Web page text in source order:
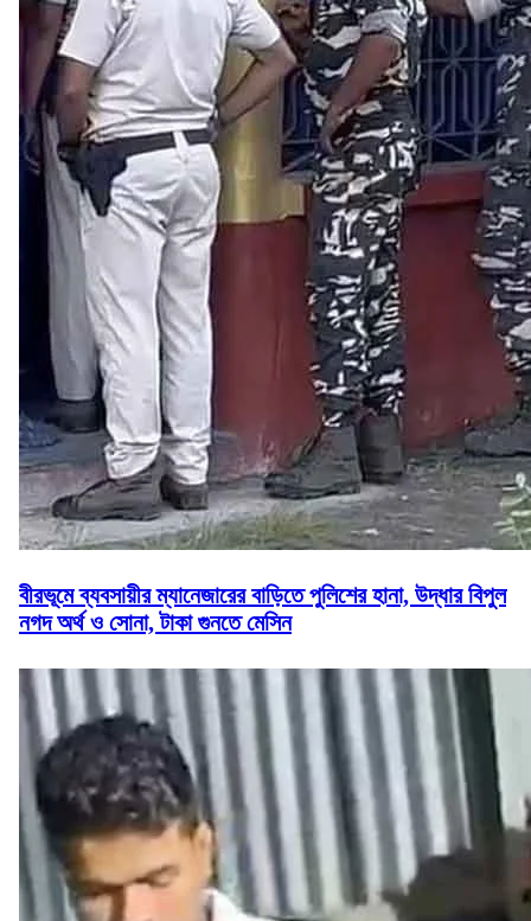
বীরভূমে ব্যবসায়ীর ম্যানেজারের বাড়িতে পুলিশের হানা, উদ্ধার বিপুল
নগদ অর্থ ও সোনা, টাকা গুনতে মেসিন